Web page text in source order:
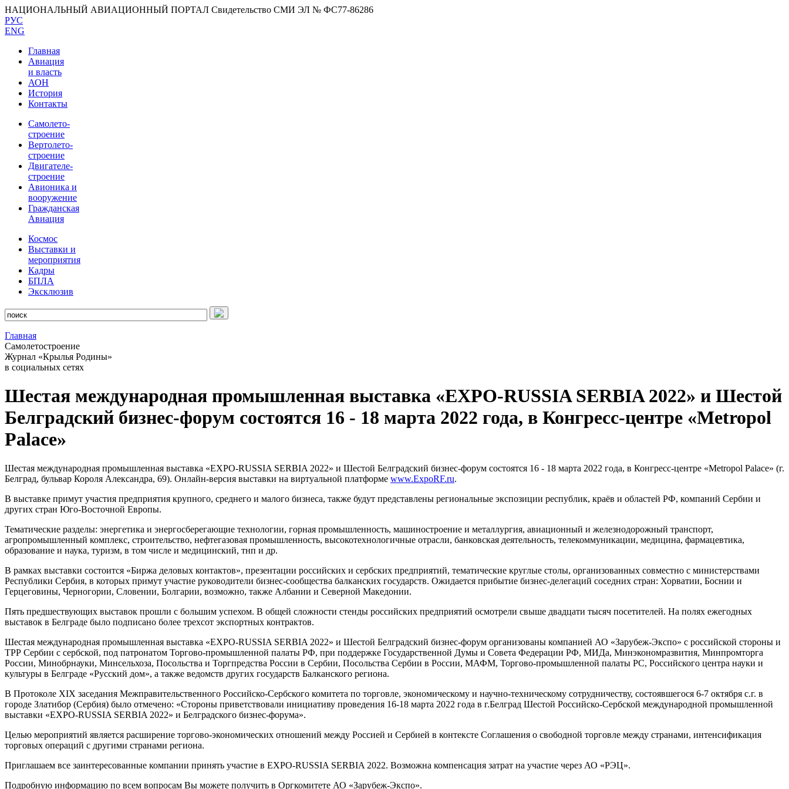
НАЦИОНАЛЬНЫЙ АВИАЦИОННЫЙ ПОРТАЛ Свидетельство СМИ ЭЛ № ФС77-86286
РУС
ENG
Главная
Авиация
и власть
АОН
История
Контакты
Самолето-
строение
Вертолето-
строение
Двигателе-
строение
Авионика и
вооружение
Гражданская
Авиация
Космос
Выставки и
мероприятия
Кадры
БПЛА
Эксклюзив
Главная
Самолетостроение
Журнал «Крылья Родины»
в социальных сетях
Шестая международная промышленная выставка «EXPO-RUSSIA SERBIA 2022» и Шестой
Белградский бизнес-форум состоятся 16 - 18 марта 2022 года, в Конгресс-центре «Metropol
Palace»
Шестая международная промышленная выставка «EXPO-RUSSIA SERBIA 2022» и Шестой Белградский бизнес-форум состоятся 16 - 18 марта 2022 года, в Конгресс-центре «Metropol Palace» (г.
Белград, бульвар Короля Александра, 69). Онлайн-версия выставки на виртуальной платформе www.ExpoRF.ru.
В выставке примут участия предприятия крупного, среднего и малого бизнеса, также будут представлены региональные экспозиции республик, краёв и областей РФ, компаний Сербии и
других стран Юго-Восточной Европы.
Тематические разделы: энергетика и энергосберегающие технологии, горная промышленность, машиностроение и металлургия, авиационный и железнодорожный транспорт,
агропромышленный комплекс, строительство, нефтегазовая промышленность, высокотехнологичные отрасли, банковская деятельность, телекоммуникации, медицина, фармацевтика,
образование и наука, туризм, в том числе и медицинский, тнп и др.
В рамках выставки состоится «Биржа деловых контактов», презентации российских и сербских предприятий, тематические круглые столы, организованных совместно с министерствами
Республики Сербия, в которых примут участие руководители бизнес-сообщества балканских государств. Ожидается прибытие бизнес-делегаций соседних стран: Хорватии, Боснии и
Герцеговины, Черногории, Словении, Болгарии, возможно, также Албании и Северной Македонии.
Пять предшествующих выставок прошли с большим успехом. В общей сложности стенды российских предприятий осмотрели свыше двадцати тысяч посетителей. На полях ежегодных
выставок в Белграде было подписано более трехсот экспортных контрактов.
Шестая международная промышленная выставка «EXPO-RUSSIA SERBIA 2022» и Шестой Белградский бизнес-форум организованы компанией АО «Зарубеж-Экспо» с российской стороны и
ТРР Сербии с сербской, под патронатом Торгово-промышленной палаты РФ, при поддержке Государственной Думы и Совета Федерации РФ, МИДа, Минэкономразвития, Минпромторга
России, Минобрнауки, Минсельхоза, Посольства и Торгпредства России в Сербии, Посольства Сербии в России, МАФМ, Торгово-промышленной палаты РС, Российского центра науки и
культуры в Белграде «Русский дом», а также ведомств других государств Балканского региона.
В Протоколе XIX заседания Межправительственного Российско-Сербского комитета по торговле, экономическому и научно-техническому сотрудничеству, состоявшегося 6-7 октября с.г. в
городе Златибор (Сербия) было отмечено: «Стороны приветствовали инициативу проведения 16-18 марта 2022 года в г.Белград Шестой Российско-Сербской международной промышленной
выставки «EXPO-RUSSIA SERBIA 2022» и Белградского бизнес-форума».
Целью мероприятий является расширение торгово-экономических отношений между Россией и Сербией в контексте Соглашения о свободной торговле между странами, интенсификация
торговых операций с другими странами региона.
Приглашаем все заинтересованные компании принять участие в EXPO-RUSSIA SERBIA 2022. Возможна компенсация затрат на участие через АО «РЭЦ».
Подробную информацию по всем вопросам Вы можете получить в Оргкомитете АО «Зарубеж-Экспо».